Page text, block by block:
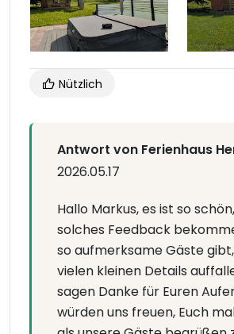
Nützlich
Antwort von Ferienhaus
2026.05.17
Hallo Markus, es ist so
solches Feedback
so aufmerksame Gäste
vielen kleinen Details
sagen Danke für Euren
würden uns freuen, Euch